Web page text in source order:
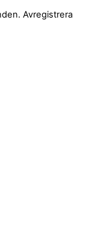
Avregistrera